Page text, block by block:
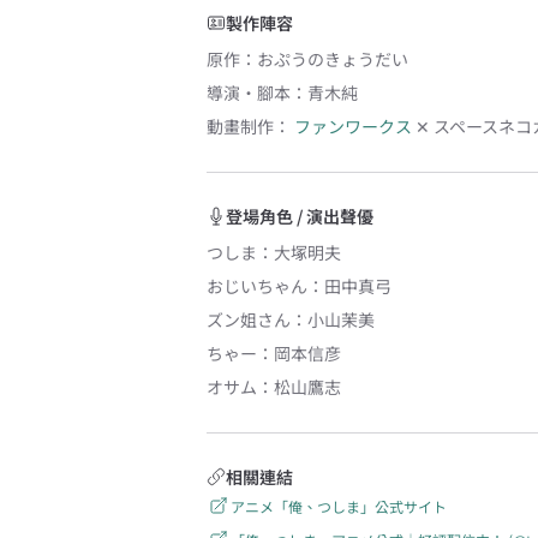
製作陣容
原作 ： おぷうのきょうだい
導演・腳本 ： 青木純
動畫制作： ファンワークス ✕ スペースネ
登場角色 / 演出聲優
つしま ： 大塚明夫
おじいちゃん ： 田中真弓
ズン姐さん ： 小山茉美
ちゃー ： 岡本信彦
オサム ： 松山鷹志
相關連結
アニメ「俺、つしま」公式サイト